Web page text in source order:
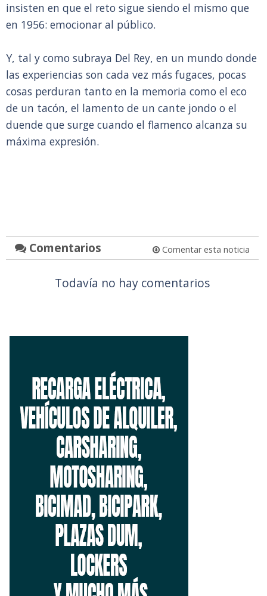
insisten en que el reto sigue siendo el mismo que
en 1956: emocionar al público.
Y, tal y como subraya Del Rey, en un mundo donde
las experiencias son cada vez más fugaces, pocas
cosas perduran tanto en la memoria como el eco
de un tacón, el lamento de un cante jondo o el
duende que surge cuando el flamenco alcanza su
máxima expresión.
Comentarios Comentar esta noticia
Todavía no hay comentarios